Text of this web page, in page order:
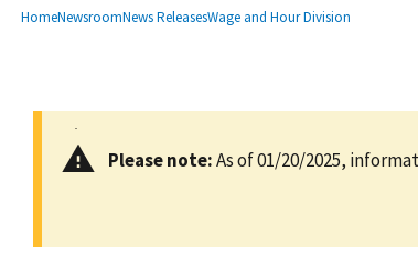
Breadcrumb
HomeNewsroomNews ReleasesWage and Hour Division
Please note:As of 01/20/2025,